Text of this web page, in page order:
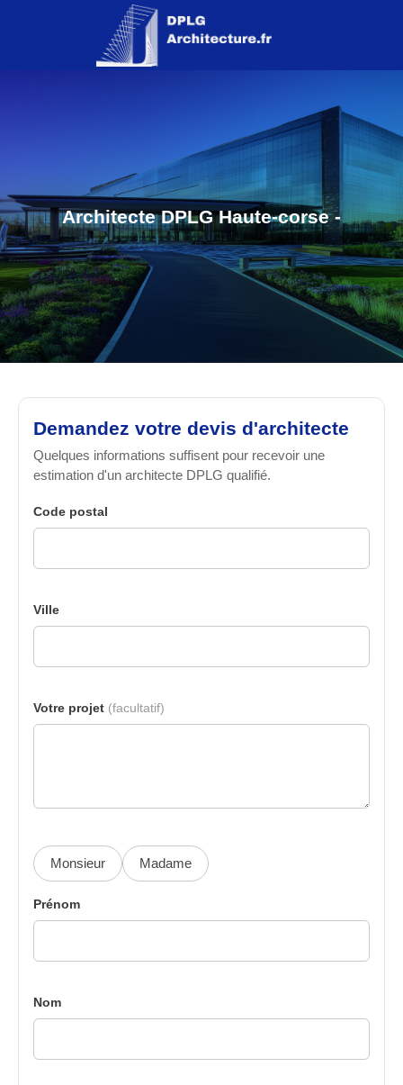
Architecte DPLG Haute-corse -
Demandez votre devis d'architecte
Quelques informations suffisent pour recevoir une
estimation d'un architecte DPLG qualifié.
Code postal
Ville
Votre projet (facultatif)
Monsieur Madame
Prénom
Nom